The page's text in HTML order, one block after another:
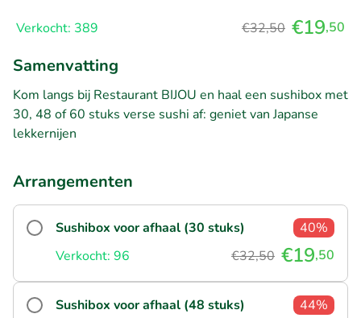
Verkocht: 389 €32,50 €19,50
Samenvatting
Kom langs bij Restaurant BIJOU en haal een sushibox met
30, 48 of 60 stuks verse sushi af: geniet van Japanse
lekkernijen
Arrangementen
Sushibox voor afhaal (30 stuks)
40%
Verkocht: 96
€32,50 €19,50
Sushibox voor afhaal (48 stuks)
44%